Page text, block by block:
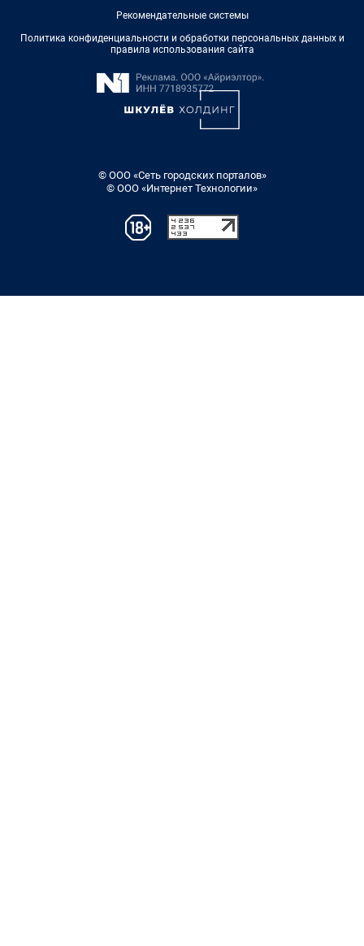
Рекомендательные системы
Политика конфиденциальности и обработки персональных данных и
правила использования сайта
© ООО «Сеть городских порталов»
© ООО «Интернет Технологии»